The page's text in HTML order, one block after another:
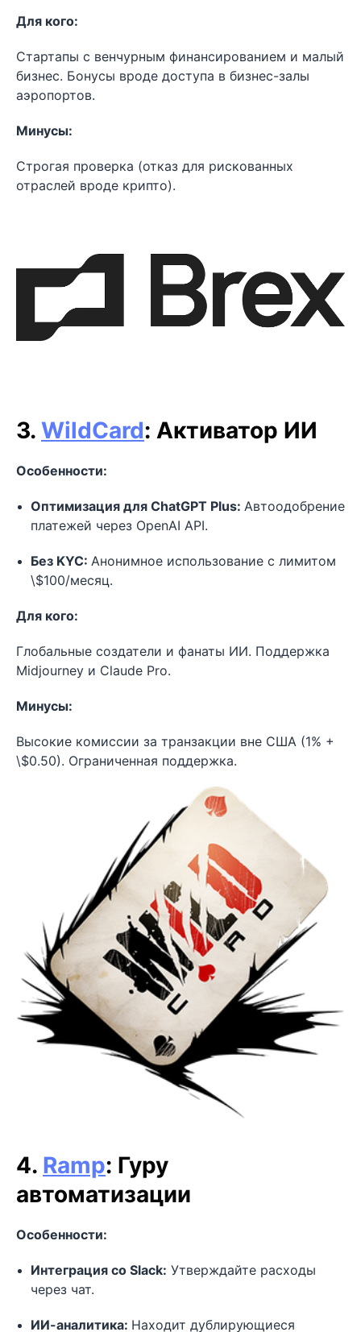
Для кого:
Стартапы с венчурным финансированием и малый
бизнес. Бонусы вроде доступа в бизнес-залы
аэропортов.
Минусы:
Строгая проверка (отказ для рискованных
отраслей вроде крипто).
3. WildCard: Активатор ИИ
Особенности:
Оптимизация для ChatGPT Plus: Автоодобрение
платежей через OpenAI API.
Без KYC: Анонимное использование с лимитом
\$100/месяц.
Для кого:
Глобальные создатели и фанаты ИИ. Поддержка
Midjourney и Claude Pro.
Минусы:
Высокие комиссии за транзакции вне США (1% +
\$0.50). Ограниченная поддержка.
4. Ramp: Гуру
автоматизации
Особенности:
Интеграция со Slack: Утверждайте расходы
через чат.
ИИ-аналитика: Находит дублирующиеся